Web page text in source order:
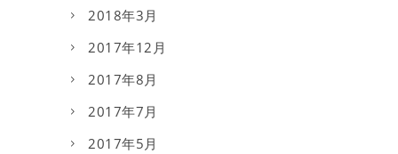
2018年3月
2017年12月
2017年8月
2017年7月
2017年5月